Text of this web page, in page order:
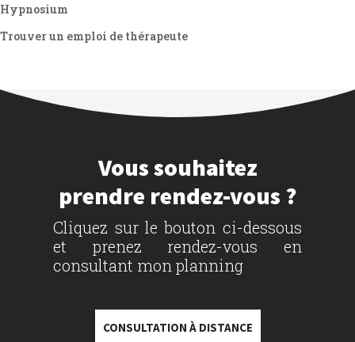
Hypnosium
Trouver un emploi de thérapeute
Vous souhaitez
prendre rendez-vous ?
Cliquez sur le bouton ci-dessous
et prenez rendez-vous en
consultant mon planning
CONSULTATION À DISTANCE